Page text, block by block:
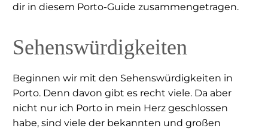
dir in diesem Porto-Guide zusammengetragen.
Sehenswürdigkeiten
Beginnen wir mit den Sehenswürdigkeiten in
Porto. Denn davon gibt es recht viele. Da aber
nicht nur ich Porto in mein Herz geschlossen
habe, sind viele der bekannten und großen